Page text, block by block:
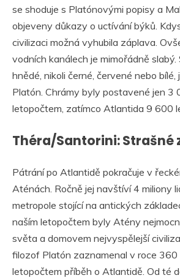
se shoduje s Platónovými popisy a
objeveny důkazy o uctívání býků.
civilizaci možná vyhubila záplava.
vodních kanálech je mimořádně slabý.
hnědé, nikoli černé, červené nebo bílé,
Platón. Chrámy byly postavené jen 3
letopočtem, zatímco Atlantida 9 600
Théra/Santorini: Strašné
Pátrání po Atlantidě pokračuje v
Aténách. Ročně jej navštíví 4 miliony
metropole stojící na antických
naším letopočtem byly Atény
světa a domovem nejvyspělejší
filozof Platón zaznamenal v roce 360
letopočtem příběh o Atlantidě. Od té